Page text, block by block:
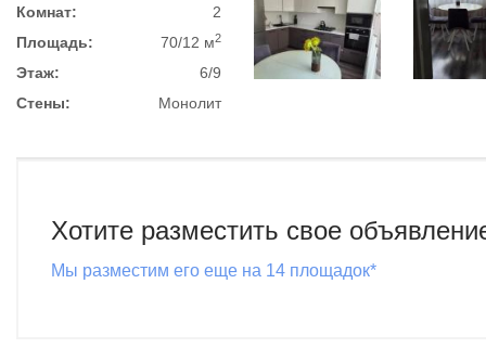
Комнат:
2
Площадь:
70/12 м2
Этаж:
6/9
Стены:
Монолит
Хотите разместить свое
Мы разместим его еще на 14 площадок*